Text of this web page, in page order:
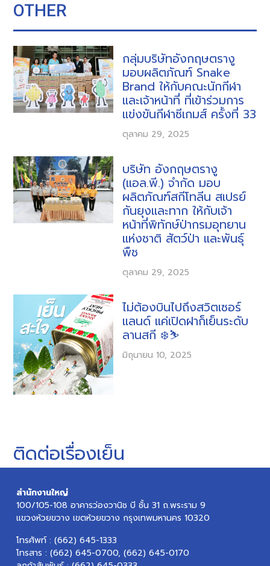
OTHER
กลุ่มบริษัทอังกฤษตรางู
มอบผลิตภัณฑ์ Snake
Brand ให้กับคณะนักกีฬา
และเจ้าหน้าที่ ที่เข้าร่วมการ
แข่งขันกีฬาซีเกมส์ ครั้งที่ 33
ตุลาคม 29, 2025
บริษัท อังกฤษตรางู
(แอล.พี.) จำกัด มอบ
ผลิตภัณฑ์สกีโทลีน สเปรย์
กันยุงและทาก ให้กับเจ้า
หน้าที่พิทักษ์ป่ากรมอุทยาน
แห่งชาติ สัตว์ป่า และพันธุ์
พืช
ตุลาคม 29, 2025
ไม่ต้องบินไปถึงสวิตเซอร์
แลนด์ แค่เปิดฝาก็เย็นระดับ
ลานสกี ❄️⛷️
มิถุนายน 10, 2025
ติดต่อเรื่องเย็น
สำนักงานใหญ่
100/105-108 อาคารว่องวานิช บี ชั้น 31 ถ.พระราม 9
แขวงห้วยขวาง เขตห้วยขวาง กรุงเทพมหานคร 10320
โทรศัพท์ : (662) 645-1333
โทรสาร : (662) 645-0700, (662) 645-0170